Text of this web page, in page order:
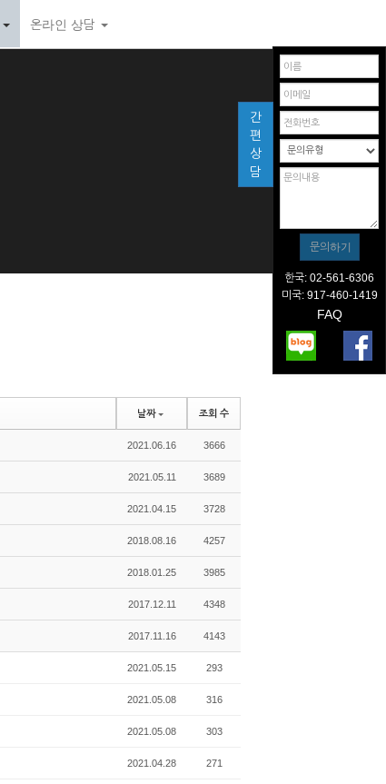
온라인 상담
날짜 조회 수
2021.06.16 3666
2021.05.11 3689
2021.04.15 3728
2018.08.16 4257
2018.01.25 3985
2017.12.11 4348
2017.11.16 4143
2021.05.15 293
2021.05.08 316
2021.05.08 303
2021.04.28 271
간
편
상
담
한국: 02-561-6306
미국: 917-460-1419
FAQ